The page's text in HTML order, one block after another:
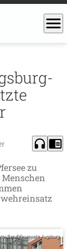
menu
headphones chrome_reader_mode
zu
Berufsfeuerwehr Augsburg